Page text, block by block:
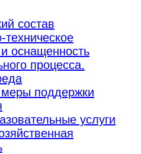
состав
оснащенность
процесса.
поддержки
услуги